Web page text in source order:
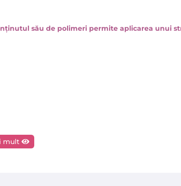
său de polimeri permite aplicarea unui
procesului de epilare
mult